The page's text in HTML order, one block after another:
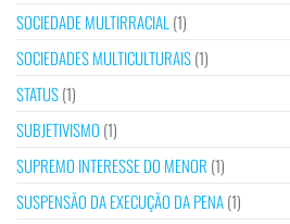
SOCIEDADE MULTIRRACIAL (1)
SOCIEDADES MULTICULTURAIS(1)
STATUS(1)
SUBJETIVISMO (1)
SUPREMO INTERESSE DO MENOR (1)
SUSPENSÃO DA EXECUÇÃO DA PENA(1)